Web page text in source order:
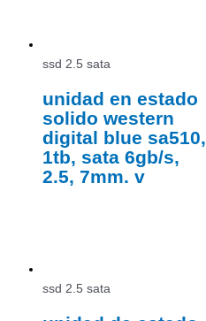
ssd 2.5 sata
unidad en estado
solido western
digital blue sa510,
1tb, sata 6gb/s,
2.5, 7mm. v
ssd 2.5 sata